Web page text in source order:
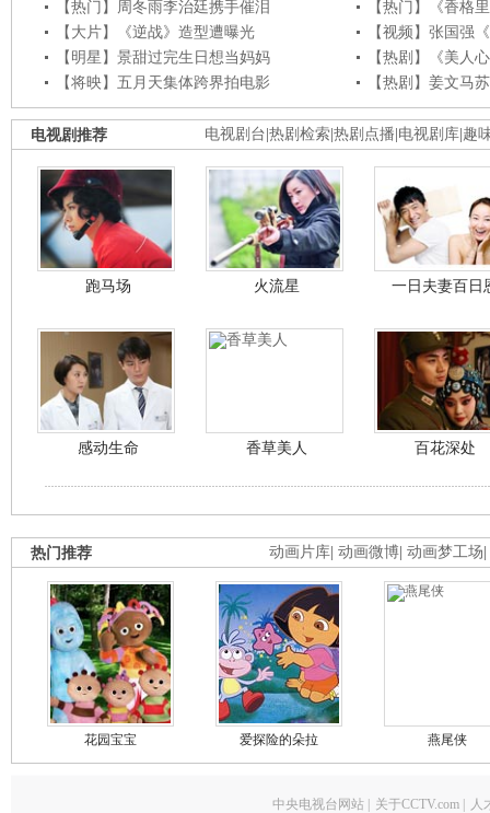
【热门】周冬雨李治廷携手催泪
【热门】《香格
【大片】《逆战》造型遭曝光
【视频】张国强
【明星】景甜过完生日想当妈妈
【热剧】《美人
【将映】五月天集体跨界拍电影
【热剧】姜文马
电视剧台 热剧检索 热剧点播 电视剧库 趣
电视剧推荐
跑马场 火流星 一日夫妻百日
感动生命 香草美人 百花深处
动画片库 动画微博 动画梦工场
热门推荐
花园宝宝 爱探险的朵拉 燕尾侠
中央电视台网站 关于CCTV.com 人